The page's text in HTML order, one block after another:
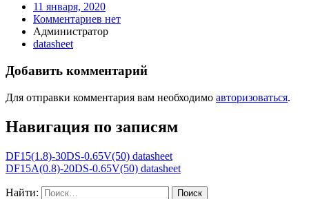
11 января, 2020
Комментариев нет
Администратор
datasheet
Добавить комментарий
Для отправки комментария вам необходимо авторизоваться.
Навигация по записям
DF15(1.8)-30DS-0.65V(50) datasheet
DF15A(0.8)-20DS-0.65V(50) datasheet
Найти: